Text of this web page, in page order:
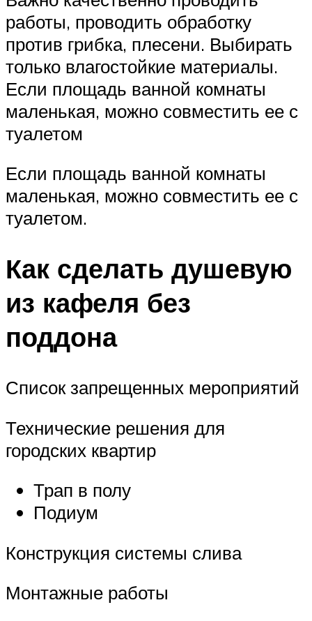
работы, проводить обработку
против грибка, плесени. Выбирать
только влагостойкие материалы.
Если площадь ванной комнаты
маленькая, можно совместить ее с
туалетом
Если площадь ванной комнаты
маленькая, можно совместить ее с
туалетом.
Как сделать душевую
из кафеля без
поддона
Список запрещенных мероприятий
Технические решения для
городских квартир
Трап в полу
Подиум
Конструкция системы слива
Монтажные работы